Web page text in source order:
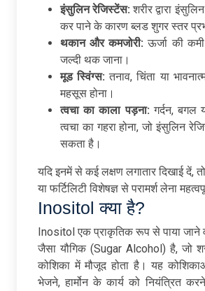
इंसुलिनरेजिस्टेंस: शरीर द्वारा
कर पाने के कारण ब्लड शुगर स्तर
थकानऔरकमजोरी: ऊर्जा की
जल्दी थक जाना।
मूडस्विंग्स: तनाव, चिंता या
महसूस होना।
त्वचाकाकालापड़ना: गर्दन, बगल
त्वचा का गहरा होना, जो इंसुलिन
सकता है।
यदि इनमें से कई लक्षण लगातार दिखाई दें, तो
या फर्टिलिटी विशेषज्ञ से परामर्श लेना
Inositol क्या है?
Inositol एक प्राकृतिक रूप से पाया जाने
जैसा यौगिक (Sugar Alcohol) है, जो
कोशिका में मौजूद होता है। यह
भेजने, हार्मोन के कार्य को नियंत्रित